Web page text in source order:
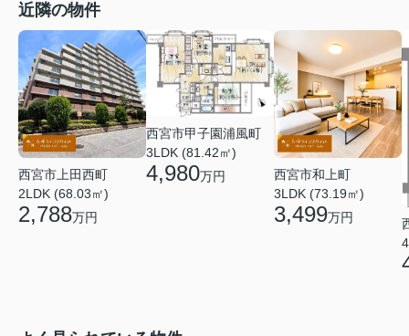
近隣の物件
西宮市上田西町
2LDK (68.03㎡)
2,788万円
西宮市甲子園浦風町
3LDK (81.42㎡)
4,980万円
西宮市和上町
3LDK (73.19㎡)
3,499万円